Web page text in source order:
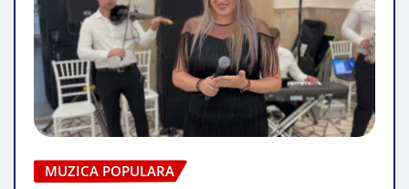
MUZICA POPULARA